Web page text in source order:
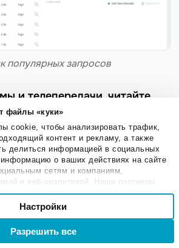
файлы «куки»
cookie, чтобы анализировать трафик,
контент и рекламу, а также
делиться информацией в социальных
о ваших действиях на сайте
сетям и компаниям,
и веб-аналитикой. Наши партнеры
эти сведения с предоставленной вами
данными, которые они получили при
сервисов.
Настройки
Разрешить все
популярных запросов
и телепередачи, читайте
и проходите видеоигры
из новинок литературы, фильмов
проводить аналогии,
эмоциях и исследованиях,
книг или сериалов, а также
ролики и летсплеи —
кино, вы отправились в